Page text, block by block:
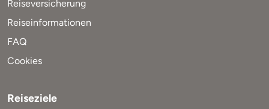
Reiseversicherung
Reiseinformationen
FAQ
Cookies
Reiseziele